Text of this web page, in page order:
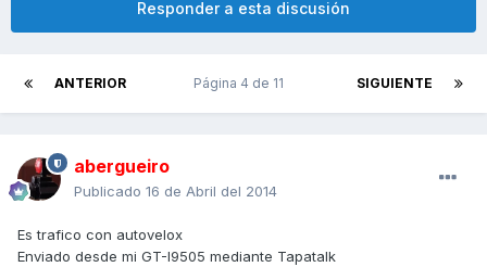
Responder a esta discusión
ANTERIOR SIGUIENTE
Página 4 de 11
abergueiro
Publicado 16 de Abril del 2014
Es trafico con autovelox
Enviado desde mi GT-I9505 mediante Tapatalk